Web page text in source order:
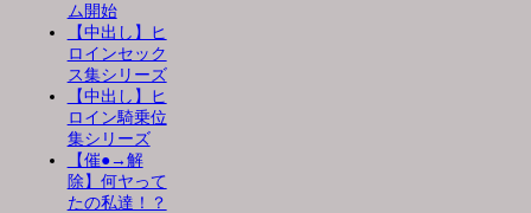
ム開始
【中出し】ヒ
ロインセック
ス集シリーズ
【中出し】ヒ
ロイン騎乗位
集シリーズ
【催●→解
除】何ヤって
たの私達！？